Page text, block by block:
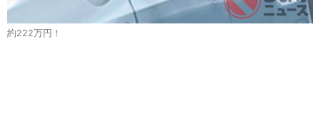
約222万円！